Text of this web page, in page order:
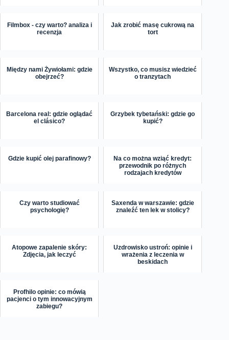
Filmbox - czy warto? analiza i
recenzja
Jak zrobić masę cukrową na
tort
Między nami Żywiołami: gdzie
obejrzeć?
Wszystko, co musisz wiedzieć
o tranzytach
Barcelona real: gdzie oglądać
el clásico?
Grzybek tybetański: gdzie go
kupić?
Gdzie kupić olej parafinowy?
Na co można wziąć kredyt:
przewodnik po różnych
rodzajach kredytów
Czy warto studiować
psychologię?
Saxenda w warszawie: gdzie
znaleźć ten lek w stolicy?
Atopowe zapalenie skóry:
Zdjęcia, jak leczyć
Uzdrowisko ustroń: opinie i
wrażenia z leczenia w
beskidach
Profhilo opinie: co mówią
pacjenci o tym innowacyjnym
zabiegu?